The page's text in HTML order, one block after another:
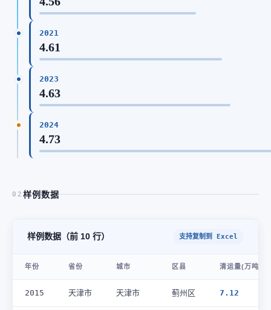
2021
4.61
2023
4.63
2024
4.73
02 样例数据
样例数据（前 10 行） 支持复制到 Excel
年份 省份 城市 区县 清运量(万吨)
2015 天津市 天津市 蓟州区 7.12